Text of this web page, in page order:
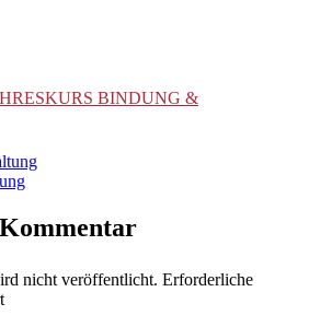
BINDUNG &
nicht veröffentlicht. Erforderliche